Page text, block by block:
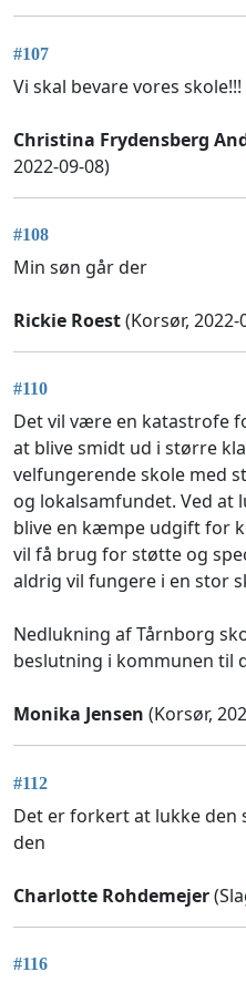
#107
Vi skal bevare vores skole!!!
Christina Frydensberg
2022-09-08)
#108
Min søn går der
Rickie Roest(Korsør, 2022-
#110
Det vil være en katastrofe
at blive smidt ud i større
velfungerende skole med
og lokalsamfundet. Ved at
blive en kæmpe udgift for
vil få brug for støtte og
aldrig vil fungere i en stor
Nedlukning af Tårnborg
beslutning i kommunen til
Monika Jensen (Korsør,
#112
Det er forkert at lukke
den
Charlotte Rohdemejer
#116